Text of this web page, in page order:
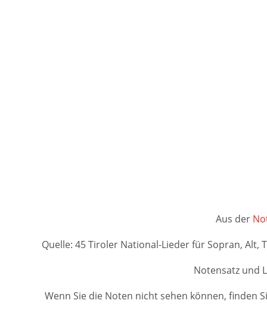
Aus der
Quelle: 45 Tiroler National-Lieder für Sopran, Alt,
Notensatz und
Wenn Sie die Noten nicht sehen können, finden